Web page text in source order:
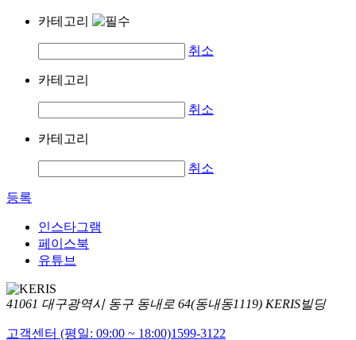
카테고리
취소
카테고리
취소
카테고리
취소
등록
인스타그램
페이스북
유튜브
41061 대구광역시 동구 동내로 64(동내동1119) KERIS빌딩
고객센터 (평일: 09:00 ~ 18:00)1599-3122